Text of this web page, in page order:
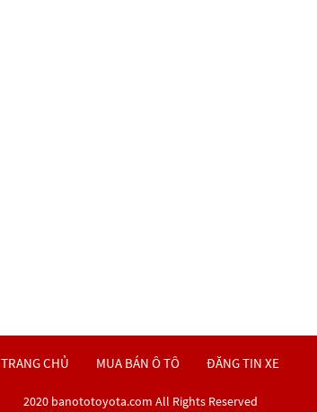
TRANG CHỦ MUA BÁN Ô TÔ ĐĂNG TIN XE
2020 banototoyota.com All Rights Reserved